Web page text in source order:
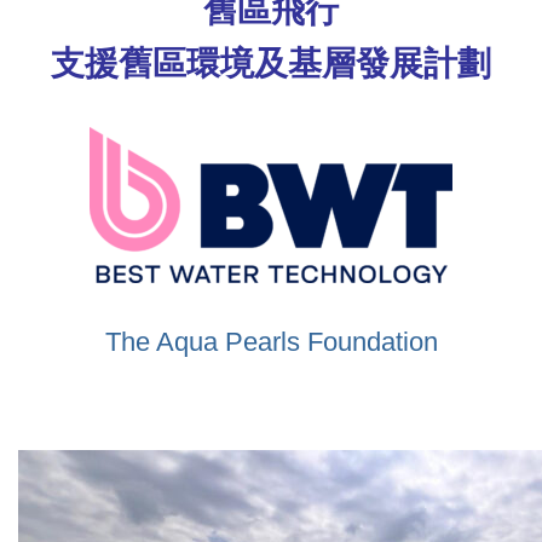
舊區飛行
支援舊區環境及基層發展計劃
The Aqua Pearls Foundation